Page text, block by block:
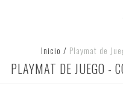
Inicio / Playmat de
PLAYMAT DE JUEGO -